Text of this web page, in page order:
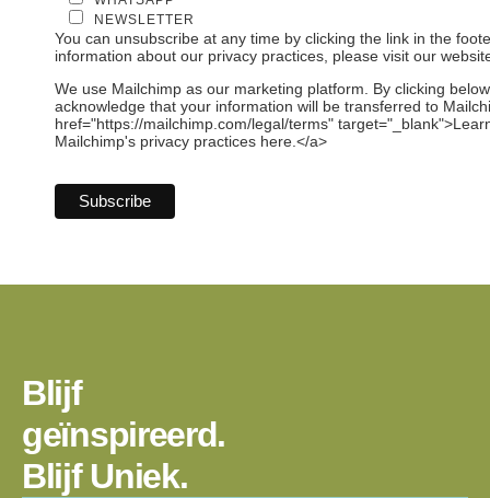
NEWSLETTER
You can unsubscribe at any time by clicking the link in the
information about our privacy practices, please visit our
We use Mailchimp as our marketing platform. By clicking
acknowledge that your information will be transferred to
href="https://mailchimp.com/legal/terms"
Mailchimp's privacy practices here.</a>
Blijf
geïnspireerd.
Blijf Uniek.